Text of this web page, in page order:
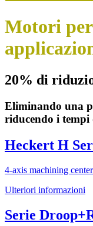
Motori
20% di
Eliminando una
riducendo i
Heckert H
4-axis machining
Ulteriori informazioni
Serie